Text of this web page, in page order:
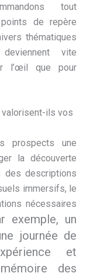
tout
de repère
thématiques
vite
l’œil que pour
valorisent-ils vos
prospects une
la découverte
des descriptions
immersifs, le
nécessaires
exemple, un
journée de
et
des